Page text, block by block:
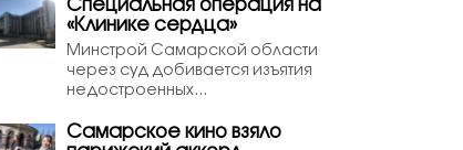
Специальная операция на
«Клинике сердца»
Минстрой Самарской области
через суд добивается изъятия
недостроенных...
Самарское кино взяло